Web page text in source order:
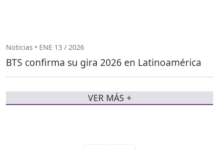
Noticias • ENE 13 / 2026
BTS confirma su gira 2026 en Latinoamérica
VER MÁS +